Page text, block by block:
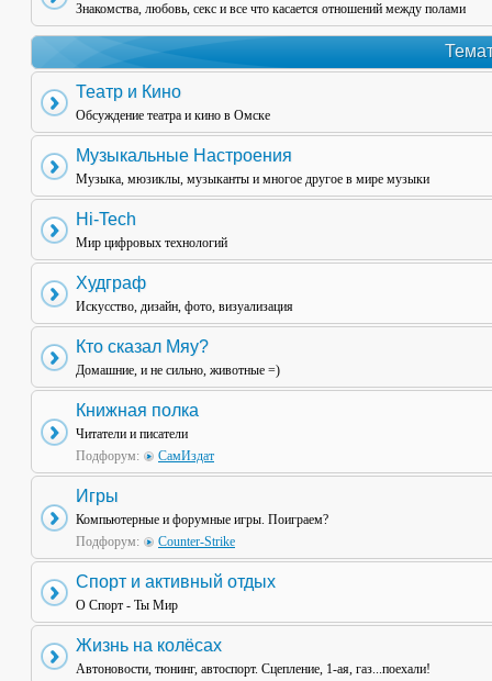
Знакомства, любовь, секс и все что касается отношений между полами
Театр и Кино
Обсуждение театра и кино в Омске
Музыкальные Настроения
Музыка, мюзиклы, музыканты и многое другое в мире музыки
Hi-Tech
Мир цифровых технологий
Худграф
Искусство, дизайн, фото, визуализация
Кто сказал Мяу?
Домашние, и не сильно, животные =)
Книжная полка
Читатели и писатели
Подфорум:
СамИздат
Игры
Компьютерные и форумные игры. Поиграем?
Подфорум:
Counter-Strike
Спорт и активный отдых
О Спорт - Ты Мир
Жизнь на колёсах
Автоновости, тюнинг, автоспорт. Сцепление, 1-ая, газ...поехали!